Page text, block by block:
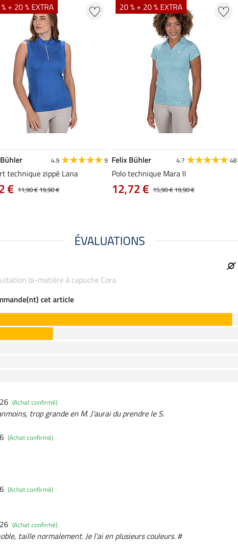
+ 20 % EXTRA
4.9 9
technique zippé Lana
11,90 €19,90 €
€
20 % + 20 % EXTRA
Felix Bühler 4.7 48
Polo technique Mara II
15,90 €19,90 €
12,72 €
ÉVALUATIONS
bi-matière à capuche Cora
cet article
(Achat confirmé)
trop grande en M. J'aurai du prendre le S.
(Achat confirmé)
(Achat confirmé)
(Achat confirmé)
taille normalement. Je l'ai en plusieurs couleurs. #